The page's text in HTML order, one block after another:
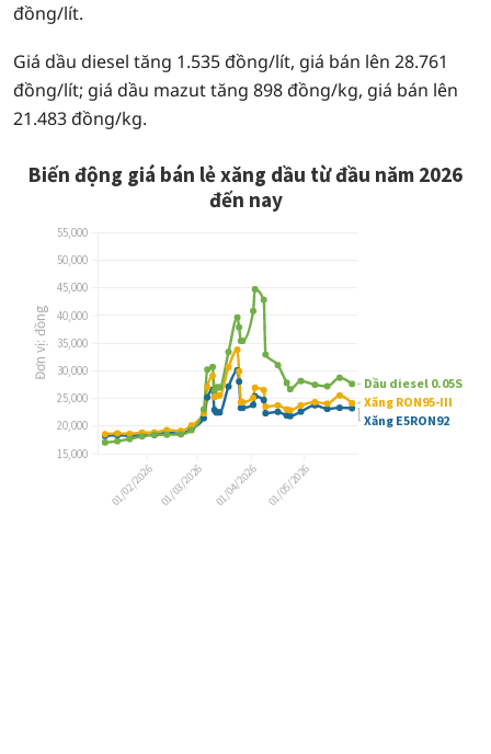
đồng/lít.
Giá dầu diesel tăng 1.535 đồng/lít, giá bán lên 28.761
đồng/lít; giá dầu mazut tăng 898 đồng/kg, giá bán lên
21.483 đồng/kg.